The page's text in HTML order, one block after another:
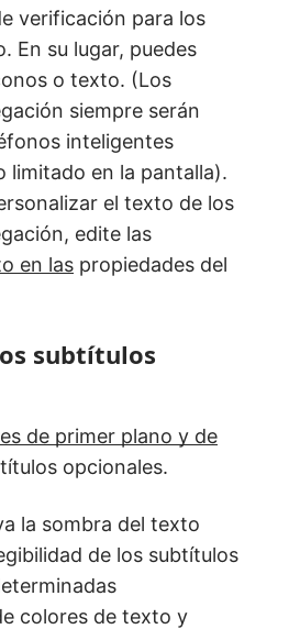
verificación para los
En su lugar, puedes
o texto. (Los
siempre serán
inteligentes
limitado en la pantalla).
el texto de los
edite las
en las propiedades del
subtítulos
de primer plano y de
opcionales.
la sombra del texto
de los subtítulos
colores de texto y